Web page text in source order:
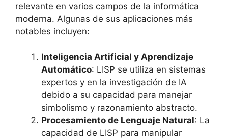
relevante en varios campos de la informática
moderna. Algunas de sus aplicaciones más
notables incluyen:
Inteligencia Artificial y Aprendizaje
Automático: LISP se utiliza en sistemas
expertos y en la investigación de IA
debido a su capacidad para manejar
simbolismo y razonamiento abstracto.
Procesamiento de Lenguaje Natural: La
capacidad de LISP para manipular